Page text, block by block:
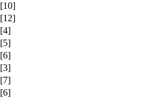
[10]
[12]
[4]
[5]
[6]
[3]
[7]
[6]